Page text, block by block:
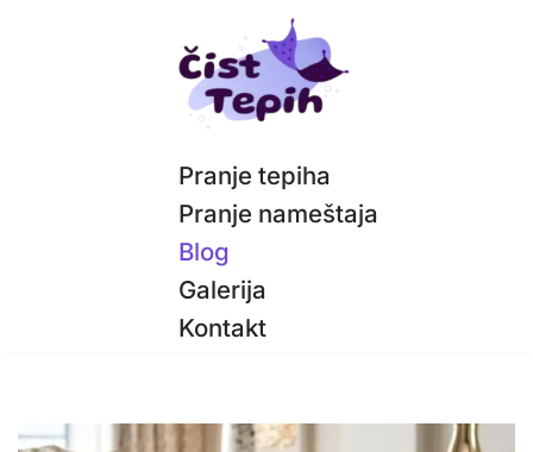
Pranje tepiha
Pranje nameštaja
Blog
Galerija
Kontakt